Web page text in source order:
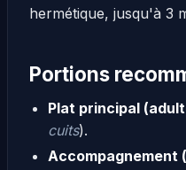
hermétique, jusqu'à 3
Portions
Plat principal
cuits).
Accompagnement